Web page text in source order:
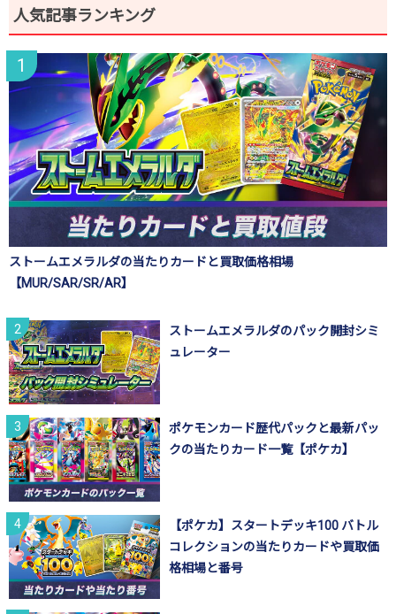
人気記事ランキング
ストームエメラルダの当たりカードと買取価格相場
【MUR/SAR/SR/AR】
ストームエメラルダのパック開封シミ
ュレーター
ポケモンカード歴代パックと最新パッ
クの当たりカード一覧【ポケカ】
【ポケカ】スタートデッキ100 バトル
コレクションの当たりカードや買取価
格相場と番号